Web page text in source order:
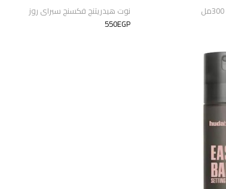
نوت هيدريتنج فكسنج سبراى روز
550EGP